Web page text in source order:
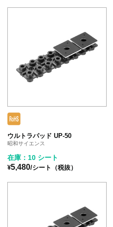
ウルトラパッド UP-50
昭和サイエンス
在庫：10 シート
¥5,480/シート（税抜）